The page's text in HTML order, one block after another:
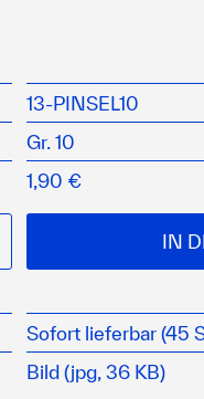
13-PINSEL10
Gr. 10
1,90 €
IN
Sofort lieferbar (45
Bild (jpg, 36 KB)